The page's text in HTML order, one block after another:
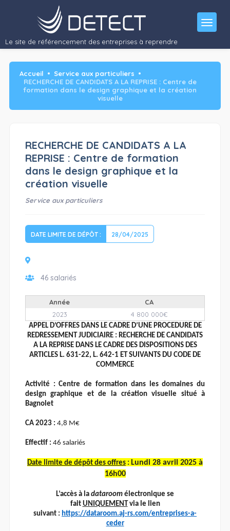
Le site de référencement des entreprises à reprendre
Accueil
Service aux particuliers
RECHERCHE DE CANDIDATS A LA REPRISE : Centre de
formation dans le design graphique et la création
visuelle
RECHERCHE DE CANDIDATS A LA
REPRISE : Centre de formation
dans le design graphique et la
création visuelle
Service aux particuliers
DATE LIMITE DE DÉPÔT : 28/04/2025
46 salariés
Année
CA
2023
4 800 000€
APPEL D’OFFRES DANS LE CADRE D’UNE PROCEDURE DE
REDRESSEMENT JUDICIAIRE : RECHERCHE DE CANDIDATS
A LA REPRISE DANS LE CADRE DES DISPOSITIONS DES
ARTICLES L. 631-22, L. 642-1 ET SUIVANTS DU CODE DE
COMMERCE
Activité : Centre de formation dans les domaines du
design graphique et de la création visuelle situé à
Bagnolet
CA 2023 : 4,8 M€
Effectif : 46 salariés
Date limite de dépôt des offres : Lundi 28 avril 2025 à
16h00
L’accès à la dataroom électronique se
fait UNIQUEMENT via le lien
suivant : https://dataroom.aj-rs.com/entreprises-a-
ceder